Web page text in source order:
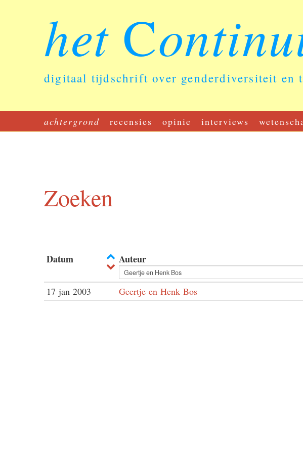
het C
digitaal tijdschrift over genderdiversiteit en
achtergrond recensies opinie interviews
Zoeken
Datum Auteur
17 jan 2003 Geertje en Henk Bos